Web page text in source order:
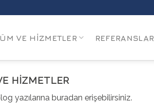
VE HIZMETLER REFERANSLAR
HIZMETLER
yazılarına buradan erişebilirsiniz.